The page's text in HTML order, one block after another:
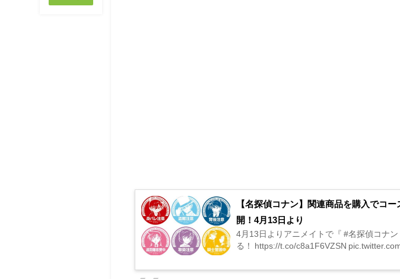
【名探偵コナン】関連商品を購入でコ
開！4月13日より
4月13日よりアニメイトで『 #名探偵コナ
る！ https://t.co/c8a1F6VZSN